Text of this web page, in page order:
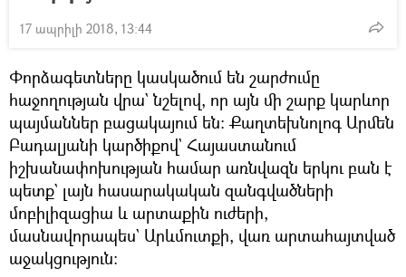
17 ապրիլի 2018, 13:44
Փորձագետները կասկածում են շարժումը
հաջողության վրա` նշելով, որ այն մի շարք կարևոր
պայմաններ բացակայում են։ Քաղտեխնոլոգ Արմեն
Բադալյանի կարծիքով` Հայաստանում
իշխանափոխության համար առնվազն երկու բան է
պետք` լայն հասարակական զանգվածների
մոբիլիզացիա և արտաքին ուժերի,
մասնավորապես` Արևմուտքի, վառ արտահայտված
աջակցություն։